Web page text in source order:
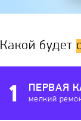
Какой будет
ПЕРВАЯ
мелкий